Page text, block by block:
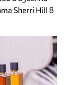
Sherri Hill в